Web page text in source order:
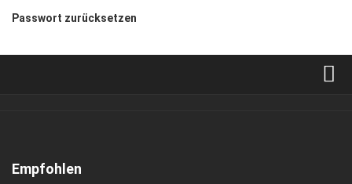
Passwort zurücksetzen
Kontakt, Impressum
Empfohlen